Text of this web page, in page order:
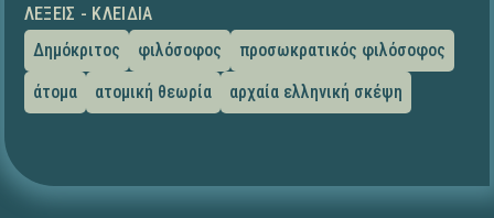
ΛΈΞΕΙΣ - ΚΛΕΙΔΙΆ
Δημόκριτος
φιλόσοφος
προσωκρατικός φιλόσοφος
άτομα
ατομική θεωρία αρχαία ελληνική σκέψη